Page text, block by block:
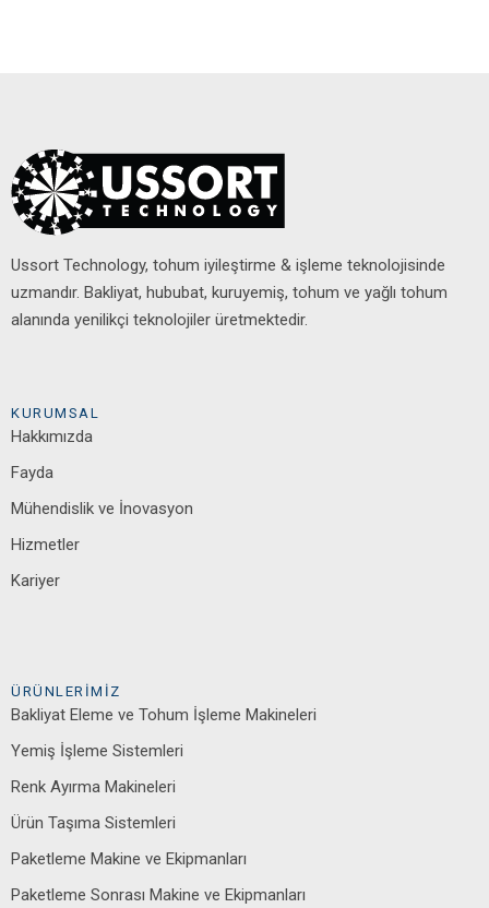
Ussort Technology, tohum iyileştirme & işleme teknolojisinde
uzmandır. Bakliyat, hububat, kuruyemiş, tohum ve yağlı tohum
alanında yenilikçi teknolojiler üretmektedir.
KURUMSAL
Hakkımızda
Fayda
Mühendislik ve İnovasyon
Hizmetler
Kariyer
ÜRÜNLERIMIZ
Bakliyat Eleme ve Tohum İşleme Makineleri
Yemiş İşleme Sistemleri
Renk Ayırma Makineleri
Ürün Taşıma Sistemleri
Paketleme Makine ve Ekipmanları
Paketleme Sonrası Makine ve Ekipmanları